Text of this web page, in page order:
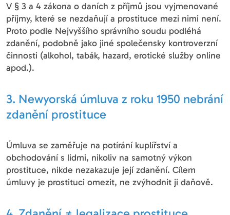
V § 3 a 4 zákona o daních z příjmů jsou vyjmenované
příjmy, které se nezdaňují a prostituce mezi nimi není.
Proto podle Nejvyššího správního soudu podléhá
zdanění, podobně jako jiné společensky kontroverzní
činnosti (alkohol, tabák, hazard, erotické služby online
apod.).
3. Newyorská úmluva z roku 1950 nebrání
zdanění prostituce
Úmluva se zaměřuje na potírání kuplířství a
obchodování s lidmi, nikoliv na samotný výkon
prostituce, nikde nezakazuje její zdanění. Cílem
úmluvy je prostituci omezit, ne zvýhodnit ji daňově.